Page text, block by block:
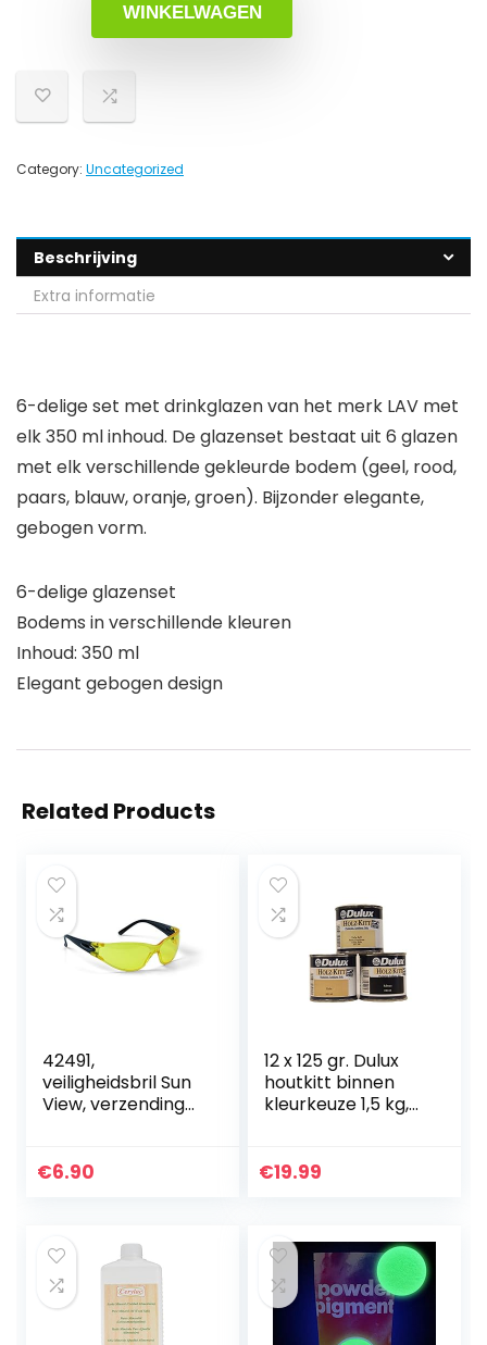
WINKELWAGEN
Category: Uncategorized
Beschrijving
Extra informatie
6-delige set met drinkglazen van het merk LAV met
elk 350 ml inhoud. De glazenset bestaat uit 6 glazen
met elk verschillende gekleurde bodem (geel, rood,
paars, blauw, oranje, groen). Bijzonder elegante,
gebogen vorm.
6-delige glazenset
Bodems in verschillende kleuren
Inhoud: 350 ml
Elegant gebogen design
Related Products
42491,
veiligheidsbril Sun
View, verzending
snelste weg
€6.90
12 x 125 gr. Dulux
houtkitt binnen
kleurkeuze 1,5 kg,
€19.99